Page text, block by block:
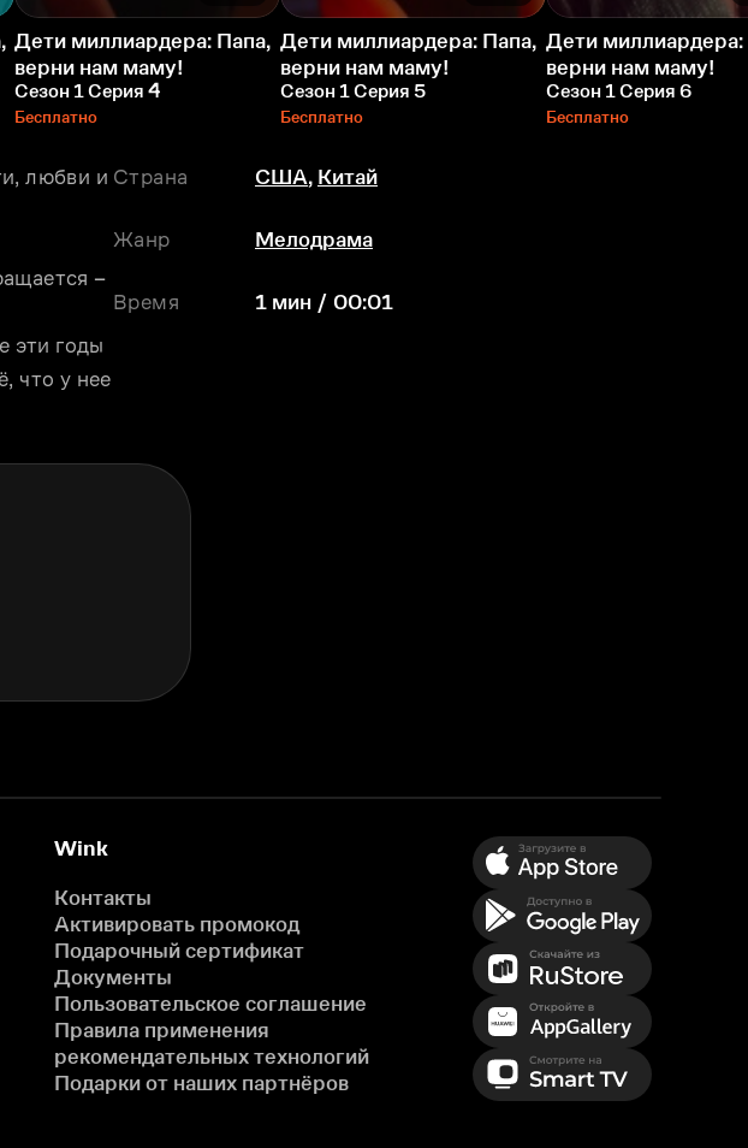
Дети миллиардера: Папа,
верни нам маму!
Сезон 1 Серия 4
Бесплатно
Дети миллиардера: Папа,
верни нам маму!
Сезон 1 Серия 5
Бесплатно
Дети миллиардера:
верни нам маму!
Сезон 1 Серия 6
Бесплатно
любви и
–
эти годы
что у нее
Страна США, Китай
Жанр Мелодрама
Время 1 мин / 00:01
Wink
Контакты
Активировать промокод
Подарочный сертификат
Документы
Пользовательское соглашение
Правила применения
рекомендательных технологий
Подарки от наших партнёров